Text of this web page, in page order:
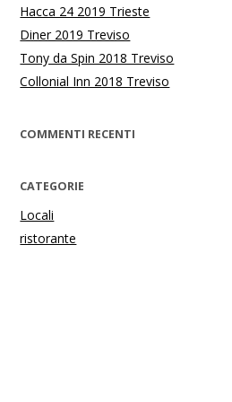
Hacca 24 2019 Trieste
Diner 2019 Treviso
Tony da Spin 2018 Treviso
Collonial Inn 2018 Treviso
COMMENTI RECENTI
CATEGORIE
Locali
ristorante